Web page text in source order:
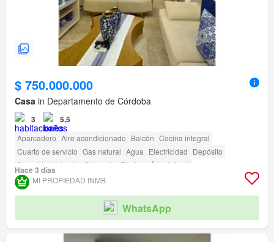
$ 750.000.000
Casa in Departamento de Córdoba
3 5,5
Aparcadero Aire acondicionado Balcón Cocina integral
Cuarto de servicio Gas natural Agua Electricidad Depósito
Seguridad privada
Gimnasio Piscina
Área infantil
Acceso para personas con discapacidad
Hace 3 días
MI PROPIEDAD INMB
WhatsApp